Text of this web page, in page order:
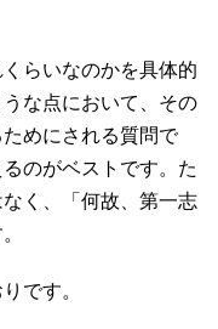
らいなのかを具体的
な点において、その
めにされる質問で
のがベストです。た
く、「何故、第一志
です。